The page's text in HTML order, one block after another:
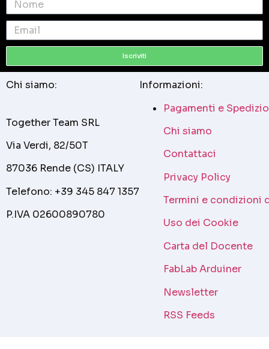
Iscriviti
Chi siamo:
Together Team SRL
Via Verdi, 82/50T
87036 Rende (CS) ITALY
Telefono: +39 345 847 1357
P.IVA 02600890780
Informazioni:
Pagamenti e
Chi siamo
Contattaci
Privacy Policy
Termini e condizioni
Uso dei Cookie
Carta del Docente
FabLab Arduiner
Newsletter
RSS Feeds